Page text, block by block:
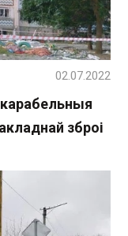
зброі
02.07.2022